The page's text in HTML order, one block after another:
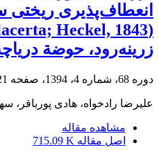
انعطاف‌پذیری ریختی
زرینه‌رود، حوضة
دوره 68، شماره 4، 1394، صفحه
علیرضا رادخواه، هادی پورباقر،
مشاهده مقاله
اصل مقاله 715.09 K